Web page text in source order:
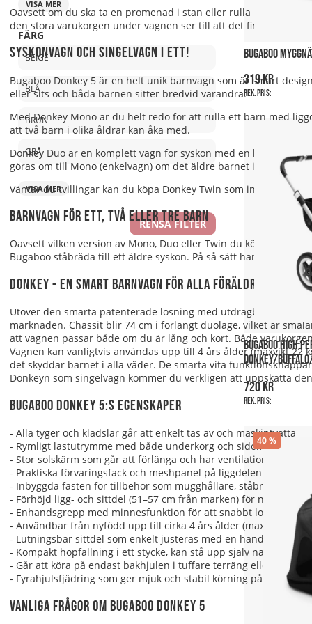
Oavsett om du ska ta en promenad i stan eller rulla i skogen är
den stora varukorgen under vagnen ser till att det finns
Syskonvagn och singelvagn i ett!
Bugaboo Donkey 5 är en helt unik barnvagn som är smart
eller sits och båda barnen sitter bredvid varandra.
Med Donkey Mono är du helt redo för att rulla ett barn med
att två barn i olika åldrar kan åka med.
Donkey Duo är en komplett vagn för syskon med en liggdel och
göras om till Mono (enkelvagn) om det äldre barnet inte vill sitta
Väntar du tvillingar kan du köpa Donkey Twin som innehåller
Barnvagn för ett, två eller tre barn
Oavsett vilken version av Mono, Duo eller Twin du köper kan
Bugaboo ståbräda till ett äldre syskon. På så sätt har vagnen
Donkey - en smart barnvagn för alla föräldrar
Utöver den smarta patenterade lösning med utdragbart chassi
marknaden. Chassit blir 74 cm i förlängt duoläge, vilket är
att vagnen passar både om du är lång och kort. Både
Vagnen kan vanligtvis användas upp till 4 års ålder (maxvikt
det skyddar barnet i alla väder. De smarta vita
Donkeyn som singelvagn kommer du verkligen att uppskatta
Bugaboo Donkey 5:s egenskaper
- Alla tyger och klädslar går att enkelt tas av och maskintvätta
- Rymligt lastutrymme med både underkorg och sidokorg –
- Stor solskärm som går att förlänga och har ventilationsfönster
- Praktiska förvaringsfack och meshpanel på liggdelen för smidig
- Inbyggda fästen för tillbehör som mugghållare, ståbräda eller
- Förhöjd ligg- och sittdel (51–57 cm från marken) för närmare
- Enhandsgrepp med minnesfunktion för att snabbt lossa sitt-
- Användbar från nyfödd upp till cirka 4 års ålder (maxvikt 22 kg)
- Lutningsbar sittdel som enkelt justeras med en hand
- Kompakt hopfällning i ett stycke, kan stå upp själv när den är
- Går att köra på endast bakhjulen i tuffare terräng eller på
- Fyrahjulsfjädring som ger mjuk och stabil körning på alla
Vanliga frågor om Bugaboo Donkey 5
VISA MER
FÄRG
BEIGE
BLÅ
BRUN
GRÅ
VISA MER
RENSA FILTER
BUGABOO
319 kr
Rek. pris:
BUGABOO HIGH
DONKEY/
720 kr
Rek. pris:
40